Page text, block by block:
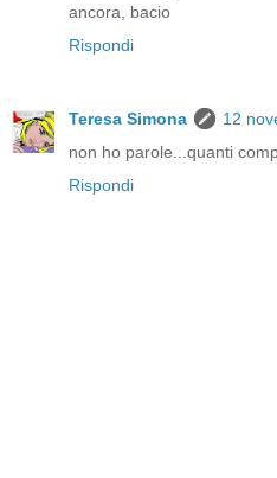
ancora, bacio
Rispondi
Teresa Simona
12
non ho parole...quanti
Rispondi